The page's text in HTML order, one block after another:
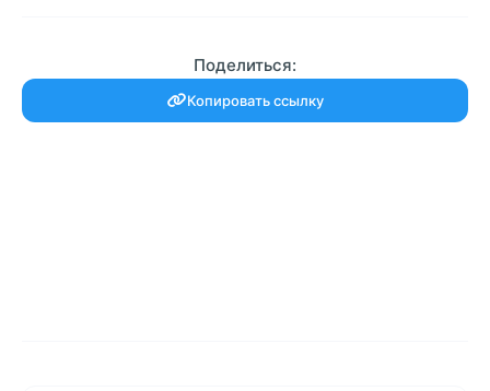
Поделиться:
Копировать ссылку